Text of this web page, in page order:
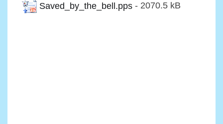
Saved_by_the_bell.pps - 2070.5 kB